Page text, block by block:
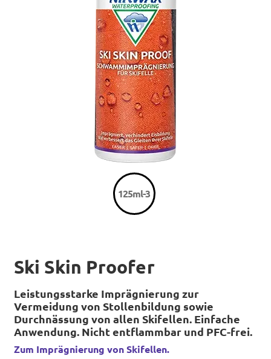
125ml-3
Ski Skin Proofer
Leistungsstarke Imprägnierung zur
Vermeidung von Stollenbildung sowie
Durchnässung von allen Skifellen. Einfache
Anwendung. Nicht entflammbar und PFC-frei.
Zum Imprägnierung von Skifellen.